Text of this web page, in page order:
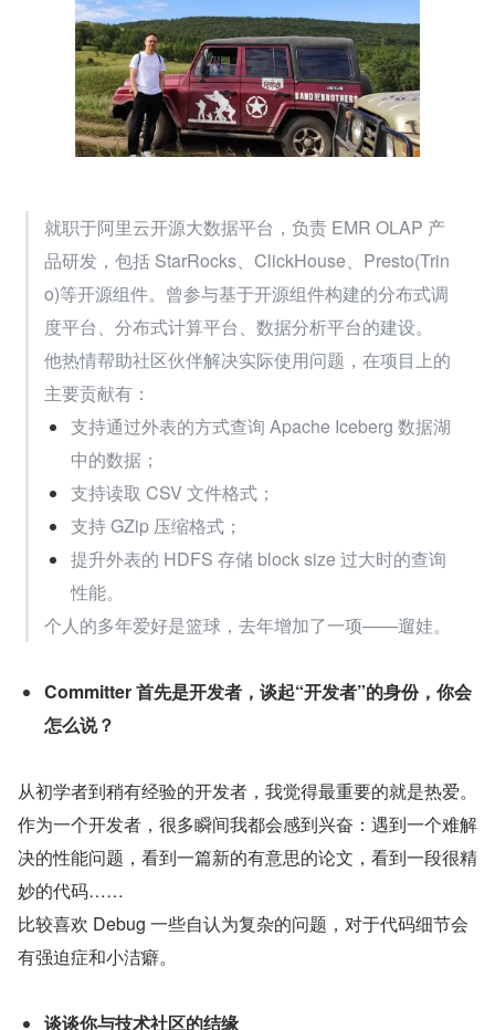
就职于阿里云开源大数据平台，负责 EMR OLAP 产
品研发，包括 StarRocks、ClickHouse、Presto(Trin
o)等开源组件。曾参与基于开源组件构建的分布式调
度平台、分布式计算平台、数据分析平台的建设。
他热情帮助社区伙伴解决实际使用问题，在项目上的
主要贡献有：
支持通过外表的方式查询 Apache Iceberg 数据湖
中的数据；
支持读取 CSV 文件格式；
支持 GZip 压缩格式；
提升外表的 HDFS 存储 block size 过大时的查询
性能。
个人的多年爱好是篮球，去年增加了一项——遛娃。
Committer 首先是开发者，谈起“开发者”的身份，你会
怎么说？
从初学者到稍有经验的开发者，我觉得最重要的就是热爱。
作为一个开发者，很多瞬间我都会感到兴奋：遇到一个难解
决的性能问题，看到一篇新的有意思的论文，看到一段很精
妙的代码……
比较喜欢 Debug 一些自认为复杂的问题，对于代码细节会
有强迫症和小洁癖。
谈谈你与技术社区的结缘